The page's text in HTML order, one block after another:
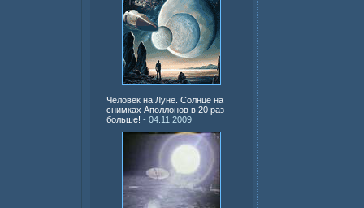
Человек на Луне. Солнце на
снимках Аполлонов в 20 раз
больше! - 04.11.2009